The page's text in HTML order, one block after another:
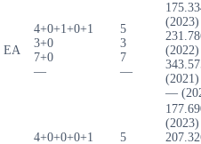
EA
4+0+1+0+1
3+0
7+0
—
5
3
7
—
(2023)
(2022)
(2021)
—
4+0+0+0+1
5
(2023)